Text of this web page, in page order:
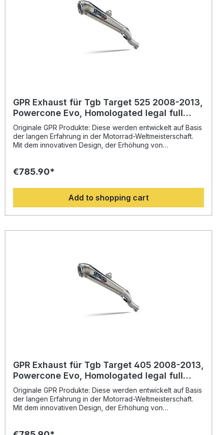
entsprechende Zubehör. Homologated full system exhaust
including removable db killerZulassung: YesLieferzeit: ca.
GPR Exhaust für Tgb Target 525 2008-2013,
Powercone Evo, Homologated legal full
system exhaust, including removable db
killer
Originale GPR Produkte: Diese werden entwickelt auf Basis
der langen Erfahrung in der Motorrad-Weltmeisterschaft.
Mit dem innovativen Design, der Erhöhung von
Fahrzeug deutlich auf und erhalten ein perfektes Preis-
eine hörbare Soundverbesserung zur Serie, die Sie beim
Fahren geniessen können. Der Hersteller ist DIN zertifiziert
und garantiert somit eine gleichbleibend hohe Qualität
seiner Produkte, von der Sie als Kunde profitieren.
Montageempfehlungen: GPR Produkte sind Plug and Play.
entsprechende Zubehör. Homologated full system exhaust
including removable db killerZulassung: YesLieferzeit: ca.
€785.90*
Add to shopping cart
GPR Exhaust für Tgb Target 405 2008-2013,
Powercone Evo, Homologated legal full
system exhaust, including removable db
killer
Originale GPR Produkte: Diese werden entwickelt auf Basis
der langen Erfahrung in der Motorrad-Weltmeisterschaft.
Mit dem innovativen Design, der Erhöhung von